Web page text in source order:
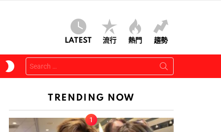
LATEST 流行 熱門 趨勢
SKIN
Search
for:
TRENDING NOW